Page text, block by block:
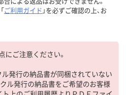
ご利用ガイド 」を必ずご確認の上、お
にご注意ください。
ル発行の納品書が同梱されていない
ル発行の納品書をご希望のお客様